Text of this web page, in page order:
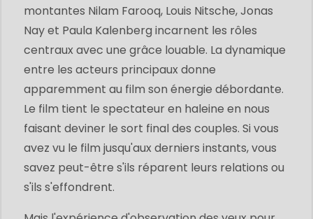
montantes Nilam Farooq, Louis Nitsche, Jonas
Nay et Paula Kalenberg incarnent les rôles
centraux avec une grâce louable. La dynamique
entre les acteurs principaux donne
apparemment au film son énergie débordante.
Le film tient le spectateur en haleine en nous
faisant deviner le sort final des couples. Si vous
avez vu le film jusqu'aux derniers instants, vous
savez peut-être s'ils réparent leurs relations ou
s'ils s'effondrent.